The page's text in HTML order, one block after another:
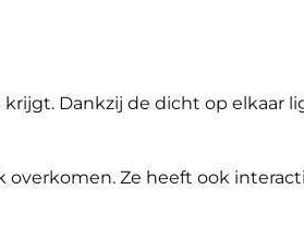
Dankzij de dicht op elkaar
overkomen. Ze heeft ook